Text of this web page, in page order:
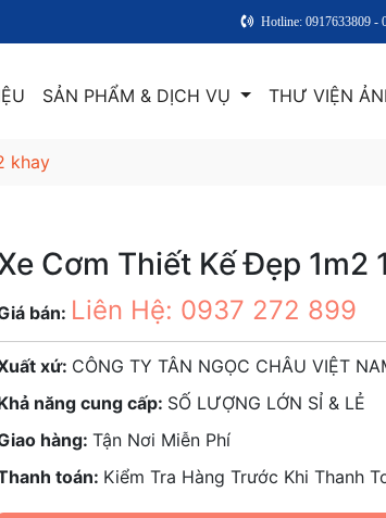
Hotline: 0917633809 -
SẢN PHẨM & DỊCH VỤ THƯ VIỆN
khay
Cơm Thiết Kế Đẹp 1m2
bán: Liên Hệ: 0937 272 899
xứ: CÔNG TY TÂN NGỌC CHÂU VIỆT
năng cung cấp: SỐ LƯỢNG LỚN SỈ & LẺ
hàng: Tận Nơi Miễn Phí
toán: Kiểm Tra Hàng Trước Khi Thanh